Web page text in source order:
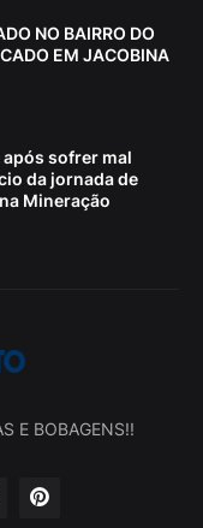
NO BAIRRO DO
EM JACOBINA
sofrer mal
da jornada de
Mineração
E BOBAGENS!!